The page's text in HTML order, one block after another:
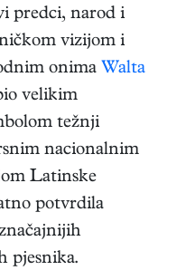
predci, narod i
vizijom i
onima Walta
velikim
težnji
nacionalnim
Latinske
potvrdila
pjesnika.